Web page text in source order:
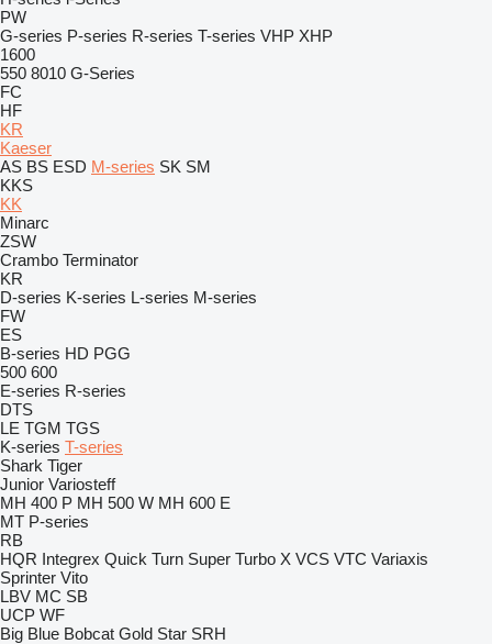
PW
G-series P-series R-series T-series VHP XHP
1600
550 8010 G-Series
FC
HF
KR
Kaeser
AS BS ESD M-series SK SM
KKS
KK
Minarc
ZSW
Crambo Terminator
KR
D-series K-series L-series M-series
FW
ES
B-series HD PGG
500 600
E-series R-series
DTS
LE TGM TGS
K-series T-series
Shark Tiger
Junior Variosteff
MH 400 P MH 500 W MH 600 E
MT P-series
RB
HQR Integrex Quick Turn Super Turbo X VCS VTC Variaxis
Sprinter Vito
LBV MC SB
UCP WF
Big Blue Bobcat Gold Star SRH